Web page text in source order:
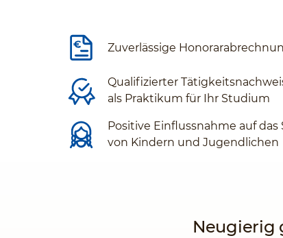
Zuverlässige
Qualifizierter
als Praktikum für Ihr Studium
Positive Einflussnahme auf
von Kindern und Jugendlichen
Neugierig